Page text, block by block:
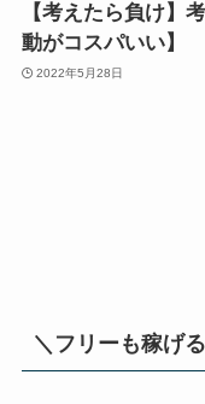
【考えたら負け】
動がコスパいい】
2022年5月28日
＼フリーも稼げ